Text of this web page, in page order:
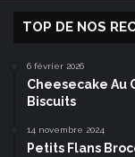
TOP DE NOS
6 février 2026
Cheesecake Au
Biscuits
14 novembre 2024
Petits Flans